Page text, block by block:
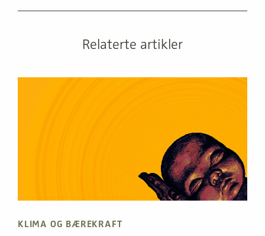
Relaterte artikler
KLIMA OG BÆREKRAFT